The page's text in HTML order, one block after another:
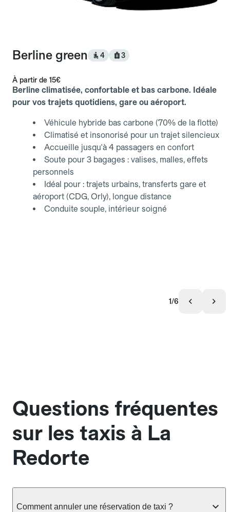
Berline green 4 3
À partir de 15€
Berline climatisée, confortable et bas carbone. Idéale
pour vos trajets quotidiens, gare ou aéroport.
Véhicule hybride bas carbone (70% de la flotte)
Climatisé et insonorisé pour un trajet silencieux
Accueille jusqu'à 4 passagers en confort
Soute pour 3 bagages : valises, malles, effets
personnels
Idéal pour : trajets urbains, transferts gare et
aéroport (CDG, Orly), longue distance
Conduite souple, intérieur soigné
1/6
Questions fréquentes
sur les taxis à La
Redorte
Comment annuler une réservation de taxi ?